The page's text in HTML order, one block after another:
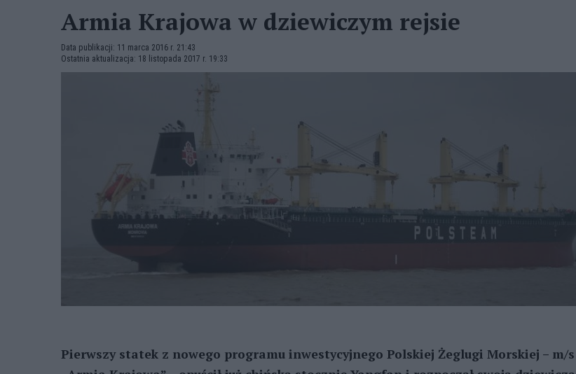
Armia Krajowa w dziewiczym rejsie
Data publikacji: 11 marca 2016 r. 21:43
Ostatnia aktualizacja: 18 listopada 2017 r. 19:33
Pierwszy statek z nowego programu inwestycyjnego Polskiej Żeglugi Morskiej – m/s